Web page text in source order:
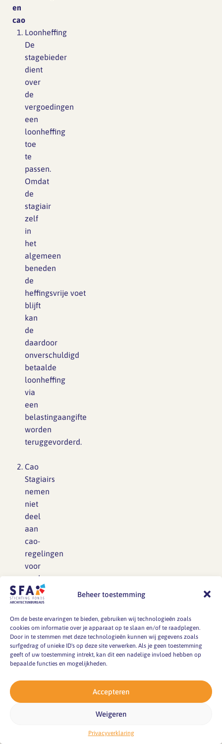
Beheer toestemming
Om de beste ervaringen te bieden, gebruiken wij technologieën zoals
cookies om informatie over je apparaat op te slaan en/of te raadplegen.
Door in te stemmen met deze technologieën kunnen wij gegevens zoals
surfgedrag of unieke ID's op deze site verwerken. Als je geen toestemming
geeft of uw toestemming intrekt, kan dit een nadelige invloed hebben op
bepaalde functies en mogelijkheden.
Accepteren
Weigeren
Privacyverklaring
en
cao
Loonheffing
De
stagebieder
dient
over
de
vergoedingen
een
loonheffing
toe
te
passen.
Omdat
de
stagiair
zelf
in
het
algemeen
beneden
de
heffingsvrije voet
blijft
kan
de
daardoor
onverschuldigd
betaalde
loonheffing
via
een
belastingaangifte
worden
teruggevorderd.
Cao
Stagiairs
nemen
niet
deel
aan
cao-
regelingen
voor
werknemers
bij
architectenbureaus.
De
stagiair
ontvangt
geen
vakantietoeslag
ook